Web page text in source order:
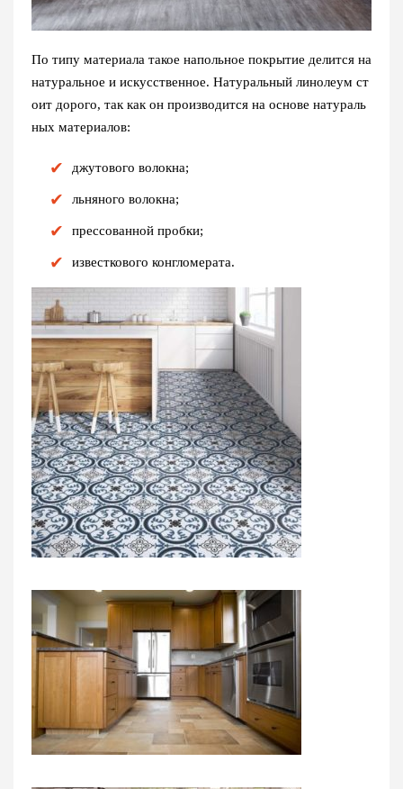
По типу материала такое напольное покрытие делится на
натуральное и искусственное. Натуральный линолеум ст
оит дорого, так как он производится на основе натураль
ных материалов:
джутового волокна;
льняного волокна;
прессованной пробки;
известкового конгломерата.